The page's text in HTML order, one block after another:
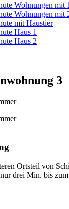
Wohnungen mit
Wohnungen mit
mit Haustier
Haus 1
Haus 2
3
Ortsteil von
drei Min. bis